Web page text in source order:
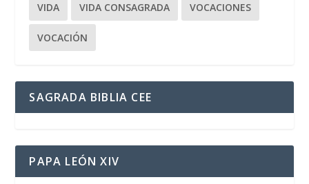
VIDA VIDA CONSAGRADA VOCACIONES
VOCACIÓN
SAGRADA BIBLIA CEE
PAPA LEÓN XIV